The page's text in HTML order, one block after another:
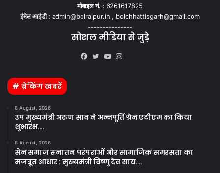
मोबाइल नं. : 6261617825
ईमेल आईडी : admin@bolraipur.in , bolchhattisgarh@gmail.com
---------------
सोशल मीडिया से जुड़े
# ब्रेकिंग खबरें
8 August, 2026
उप मुख्यमंत्री अरुण साव ने अन्नपूर्ति ग्रेन एटीएम का किया
शुभारंभ….
8 August, 2026
सेन समाज सनातन परंपराओं और सामाजिक समरसता का
मजबूत आधार : मुख्यमंत्री विष्णु देव साय….